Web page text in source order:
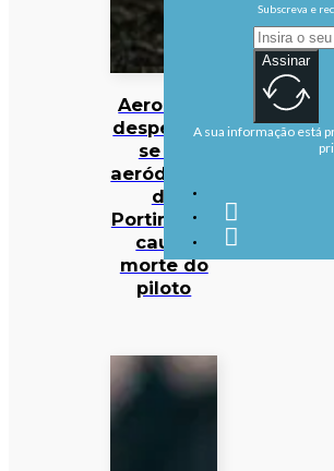
Aeronave
despenha-
se no
aeródromo
de
Portimão e
causa
morte do
piloto
Subscreva e
Assinar
A sua informação está